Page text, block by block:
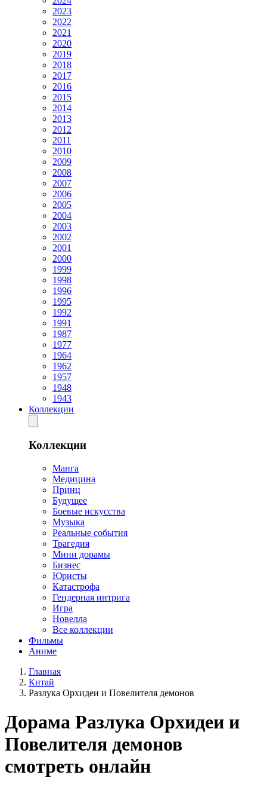
2023
2022
2021
2020
2019
2018
2017
2016
2015
2014
2013
2012
2011
2010
2009
2008
2007
2006
2005
2004
2003
2002
2001
2000
1999
1998
1996
1995
1992
1991
1987
1977
1964
1962
1957
1948
1943
Коллекции
Коллекции
Манга
Медицина
Принц
Будущее
Боевые искусства
Музыка
Реальные события
Трагедия
Мини дорамы
Бизнес
Юристы
Катастрофа
Гендерная интрига
Игра
Новелла
Все коллекции
Фильмы
Аниме
Главная
Китай
Разлука Орхидеи и Повелителя демонов
Дорама Разлука Орхидеи и
Повелителя демонов
смотреть онлайн